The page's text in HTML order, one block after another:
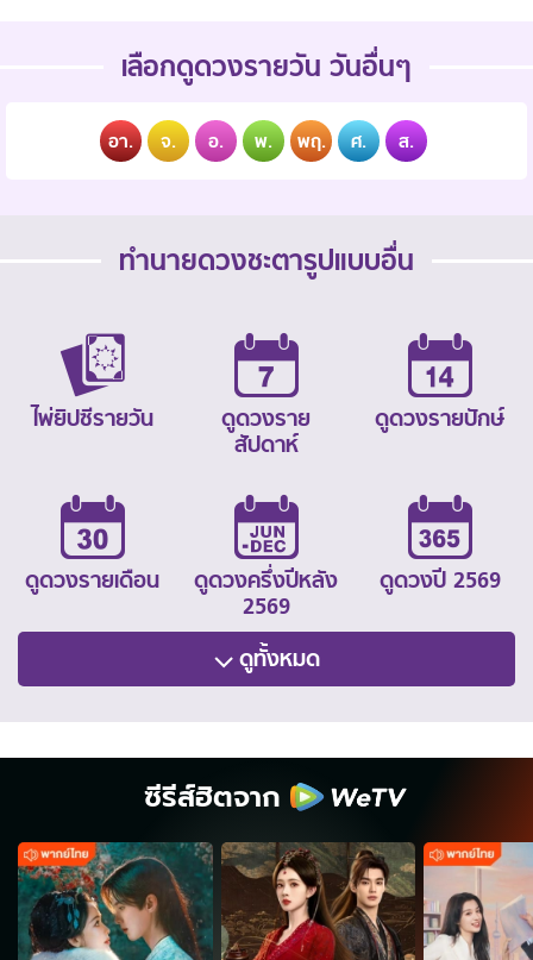
เลือกดูดวงรายวัน วันอื่นๆ
อา. จ. อ. พ. พฤ. ศ. ส.
ทำนายดวงชะตารูปแบบอื่น
ไพ่ยิปซีรายวัน
ดูดวงราย
สัปดาห์
ดูดวงรายปักษ์
ดูดวงรายเดือน
ดูดวงครึ่งปีหลัง
2569
ดูดวงปี 2569
ดูทั้งหมด
ซีรีส์ฮิตจาก